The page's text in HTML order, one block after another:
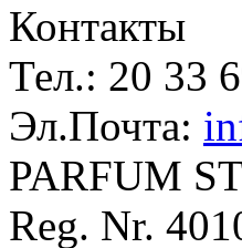
Контакты
Тел.: 20 33
Эл.Почта:
PARFUM
Reg. Nr.